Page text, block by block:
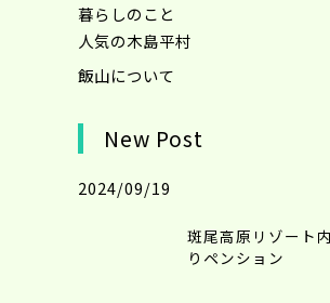
暮らしのこと
人気の木島平村
飯山について
New Post
2024/09/19
斑尾高原リゾート
りペンション